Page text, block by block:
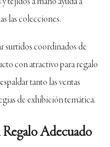
las colecciones.
surtidos coordinados de
con atractivo para regalo
tanto las ventas
de exhibición temática.
Adecuado